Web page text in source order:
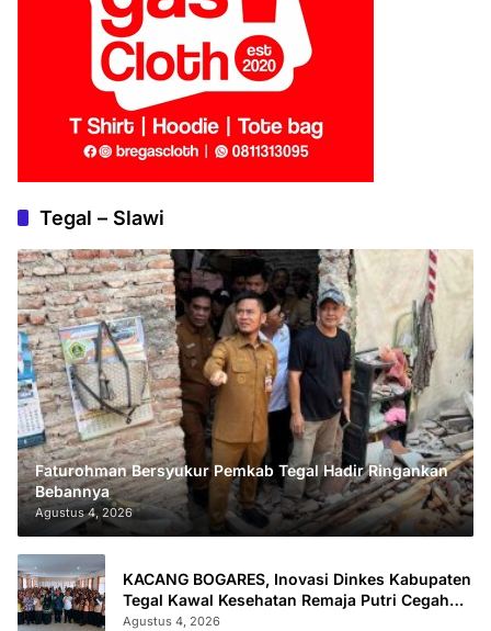
Tegal – Slawi
Faturohman Bersyukur Pemkab Tegal Hadir Ringankan
Bebannya
Agustus 4, 2026
KACANG BOGARES, Inovasi Dinkes Kabupaten
Tegal Kawal Kesehatan Remaja Putri Cegah
Stunting
Agustus 4, 2026